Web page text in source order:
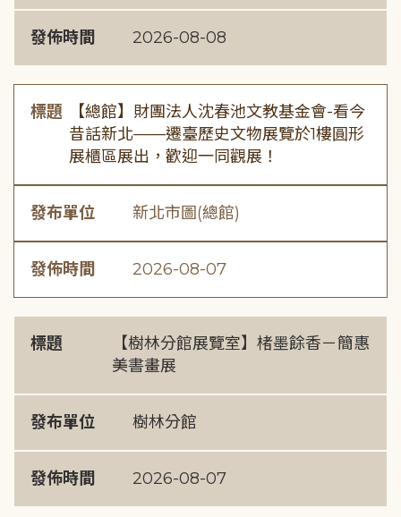
發佈時間 2026-08-08
標題
【總館】財團法人沈春池文教基金會-看今
昔話新北——遷臺歷史文物展覽於1樓圓形
展櫃區展出，歡迎一同觀展！
發布單位 新北市圖(總館)
發佈時間 2026-08-07
標題
【樹林分館展覽室】楮墨餘香－簡惠
美書畫展
發布單位 樹林分館
發佈時間 2026-08-07